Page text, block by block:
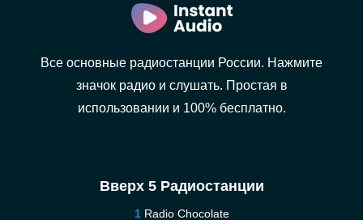
Все основные радиостанции России. Нажмите
значок радио и слушать. Простая в
использовании и 100% бесплатно.
Вверх 5 Радиостанции
Radio Chocolate